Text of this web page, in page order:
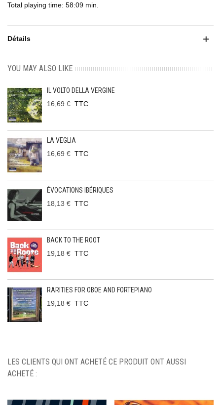
Total playing time: 58:09 min.
Détails
YOU MAY ALSO LIKE
IL VOLTO DELLA VERGINE
16,69 € TTC
LA VEGLIA
16,69 € TTC
ÉVOCATIONS IBÉRIQUES
18,13 € TTC
BACK TO THE ROOT
19,18 € TTC
RARITIES FOR OBOE AND FORTEPIANO
19,18 € TTC
LES CLIENTS QUI ONT ACHETÉ CE PRODUIT ONT AUSSI
ACHETÉ :